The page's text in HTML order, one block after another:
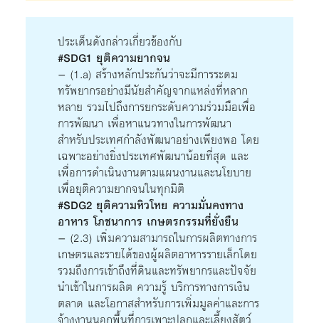
ประเด็นดังกล่าวเกี่ยวข้องกับ
#SDG1 ยุติความยากจน
– (1.a) สร้างหลักประกันว่าจะมีการระดม
ทรัพยากรอย่างมีนัยสำคัญจากแหล่งที่หลาก
หลาย รวมไปถึงการยกระดับความร่วมมือเพื่อ
การพัฒนา เพื่อหาแนวทางในการพัฒนา
สำหรับประเทศกำลังพัฒนาอย่างเพียงพอ โดย
เฉพาะอย่างยิ่งประเทศพัฒนาน้อยที่สุด และ
เพื่อการดำเนินงานตามแผนงานและนโยบาย
เพื่อยุติความยากจนในทุกมิติ
#SDG2 ยุติความหิวโหย ความมั่นคงทาง
อาหาร โภชนาการ เกษตรกรรมที่ยั่งยืน
– (2.3) เพิ่มความสามารถในการผลิตทางการ
เกษตรและรายได้ของผู้ผลิตอาหารรายเล็กโดย
รวมถึงการเข้าถึงที่ดินและทรัพยากรและปัจจัย
นำเข้าในการผลิต ความรู้ บริการทางการเงิน
ตลาด และโอกาสสำหรับการเพิ่มมูลค่าและการ